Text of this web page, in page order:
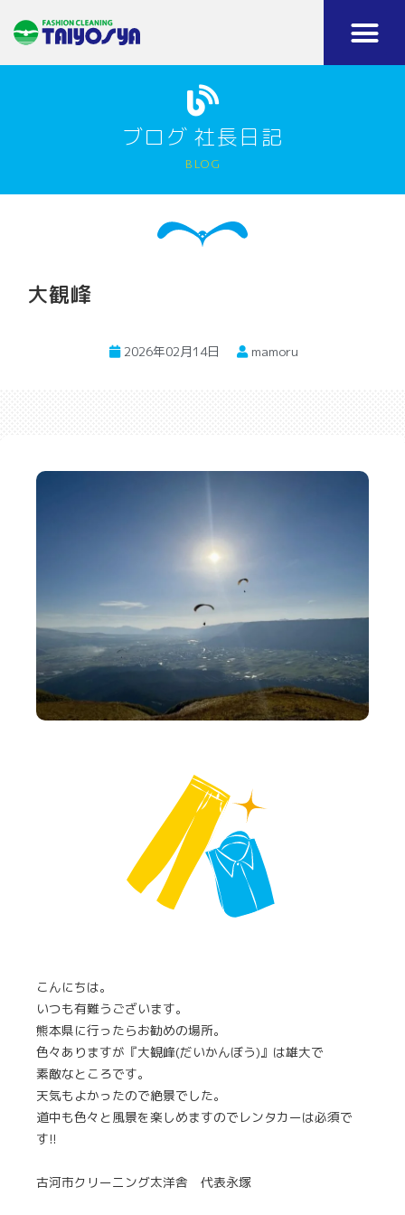
ブログ 社長日記
blog
大観峰
2026年02月14日 mamoru
こんにちは。
いつも有難うございます。
熊本県に行ったらお勧めの場所。
色々ありますが『大観峰(だいかんぼう)』は雄大で
素敵なところです。
天気もよかったので絶景でした。
道中も色々と風景を楽しめますのでレンタカーは必須で
す!!
古河市クリーニング太洋舎 代表永塚